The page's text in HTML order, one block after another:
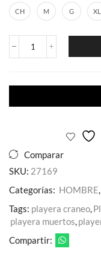
CH M G XL
Playera
cantidad
Comparar
SKU: 27169
Categorías: HOMBRE,
Tags: playera craneo,
playera muertos,
Compartir: